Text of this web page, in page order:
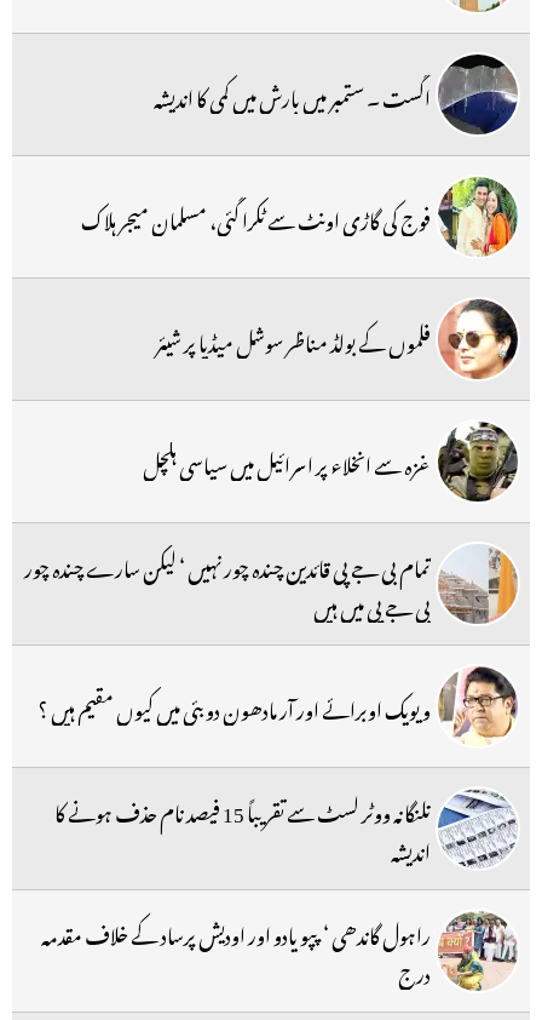
اگست ۔ ستمبر میں بارش میں کمی کا اندیشہ
فوج کی گاڑی اونٹ سے ٹکرا گئی، مسلمان میجر ہلاک
فلموں کے بولڈ مناظر سوشل میڈیا پر شیئر
غزہ سے انخلاء پر اسرائیل میں سیاسی ہلچل
تمام بی جے پی قائدین چندہ چور نہیں ‘ لیکن سارے چندہ چور
بی جے پی میں ہیں
ویویک اوبرائے اور آر مادھون دوبئی میں کیوں مقیم ہیں ؟
تلنگانہ ووٹر لسٹ سے تقریباً 15 فیصد نام حذف ہونے کا
اندیشہ
راہول گاندھی ‘ پپو یادو اور اودیش پرساد کے خلاف مقدمہ
درج